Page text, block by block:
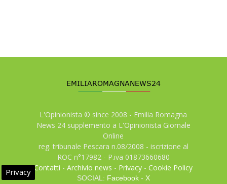
L'Opinionista © since 2008 - Emilia Romagna
News 24 supplemento a L'Opinionista Giornale
Online
reg. tribunale Pescara n.08/2008 - iscrizione al
ROC n°17982 - P.iva 01873660680
Contatti -Archivio news - Privacy -Cookie Policy
SOCIAL: Facebook- X
Privacy